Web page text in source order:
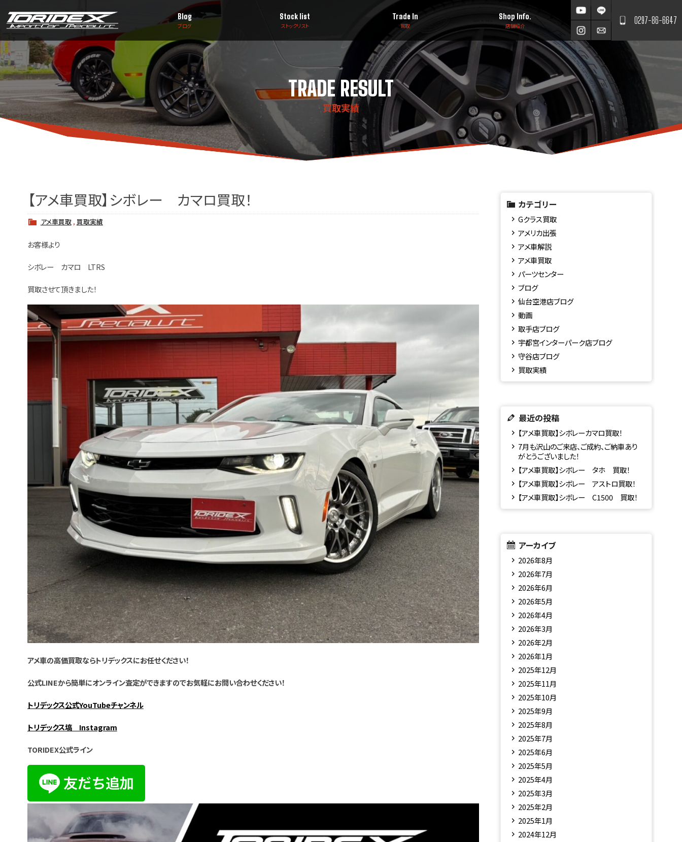
0297-86-6647
Blog
ブログ
Stock list
ストックリスト
Trade In
買取
Shop Info.
店舗紹介
TRADE RESULT
買取実績
【アメ車買取】シボレー カマロ買取！
アメ車買取, 買取実績
お客様より
シボレー カマロ LTRS
買取させて頂きました！
アメ車の高価買取ならトリデックスにお任せください！
公式LINEから簡単にオンライン査定ができますのでお気軽にお問い合わせください！
トリデックス公式YouTubeチャンネル
トリデックス塙 Instagram
TORIDEX公式ライン
カテゴリー
Gクラス買取
アメリカ出張
アメ車解説
アメ車買取
パーツセンター
ブログ
仙台空港店ブログ
動画
取手店ブログ
宇都宮インターパーク店ブログ
守谷店ブログ
買取実績
最近の投稿
【アメ車買取】シボレーカマロ買取！
7月も沢山のご来店、ご成約、ご納車あり
がとうございました！
【アメ車買取】シボレー タホ 買取！
【アメ車買取】シボレー アストロ買取！
【アメ車買取】シボレー C1500 買取！
アーカイブ
2026年8月
2026年7月
2026年6月
2026年5月
2026年4月
2026年3月
2026年2月
2026年1月
2025年12月
2025年11月
2025年10月
2025年9月
2025年8月
2025年7月
2025年6月
2025年5月
2025年4月
2025年3月
2025年2月
2025年1月
2024年12月